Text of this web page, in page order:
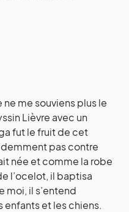
me souviens plus le
Lièvre avec un
fut le fruit de cet
pas contre
née et comme la robe
l’ocelot, il baptisa
il s’entend
et les chiens.